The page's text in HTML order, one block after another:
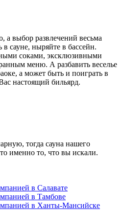
а выбор развлечений весьма
сауне, ныряйте в бассейн.
соками, эксклюзивными
меню. А разбавить веселье
а может быть и поиграть в
настоящий бильярд.
тогда сауна нашего
именно то, что вы искали.
в Салавате
в Тамбове
в Ханты-Мансийске